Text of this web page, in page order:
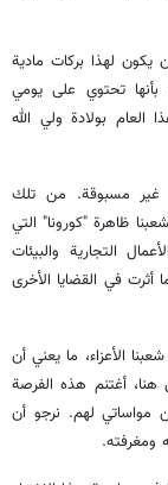
يكون لهذا بركات مادية
عامنا الجديد و(سنة) 1400 مباركة بأنها تحتوي على يومي
بولادة ولي الله
وأحيانا غير مسبوقة. من تلك
ظاهرة "كورونا" التي
التجارية والبيئات
أثرت في القضايا الأخرى
الأعزاء، ما يعني أن
أغتنم هذه الفرصة
مواساتي لهم. نرجو أن
ومغرفته.